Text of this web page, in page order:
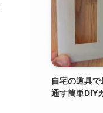
自宅の道具
通す簡単DIY